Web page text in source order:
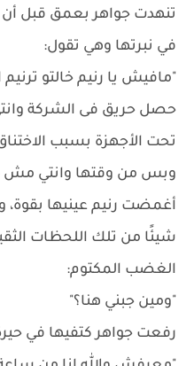
تنهدت جواهر بعمق قبل أن
في نبرتها وهي تقول:
"مافيش يا رنيم خالتو
حصل حريق فى الشركة
تحت الأجهزة بسبب
وبس من وقتها وانتي مش
أغمضت رنيم عينيها بقوة،
شيئًا من تلك اللحظات
الغضب المكتوم:
"ومين جبني هنا؟"
رفعت جواهر كتفيها في